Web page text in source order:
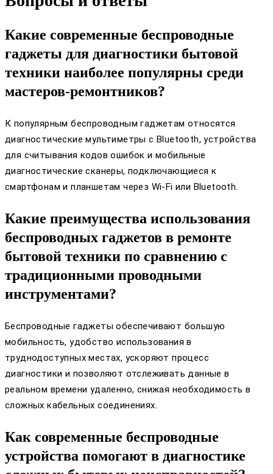
Какие современные беспроводные
гаджеты для диагностики бытовой
техники наиболее популярны среди
мастеров-ремонтников?
К популярным беспроводным гаджетам относятся
диагностические мультиметры с Bluetooth, устройства
для считывания кодов ошибок и мобильные
диагностические сканеры, подключающиеся к
смартфонам и планшетам через Wi-Fi или Bluetooth.
Какие преимущества использования
беспроводных гаджетов в ремонте
бытовой техники по сравнению с
традиционными проводными
инструментами?
Беспроводные гаджеты обеспечивают большую
мобильность, удобство использования в
труднодоступных местах, ускоряют процесс
диагностики и позволяют отслеживать данные в
реальном времени удаленно, снижая необходимость в
сложных кабельных соединениях.
Как современные беспроводные
устройства помогают в диагностике